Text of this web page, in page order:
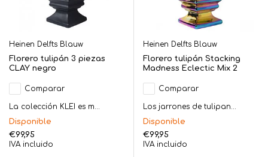
Heinen Delfts Blauw
Florero tulipán 3 piezas
CLAY negro
Comparar
La colección KLEI es m...
Disponible
€99,95
IVA incluido
Heinen Delfts Blauw
Florero tulipán Stacking
Madness Eclectic Mix 2
Comparar
Los jarrones de tulipan...
Disponible
€99,95
IVA incluido